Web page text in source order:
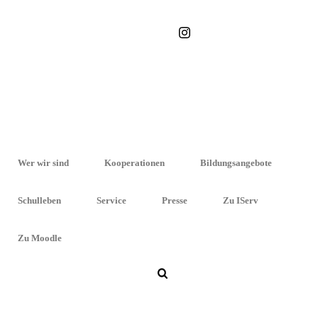
Wer wir sind Kooperationen Bildungsangebote
Schulleben Service Presse Zu IServ
Zu Moodle
Gesundes Frühstück und Bau von